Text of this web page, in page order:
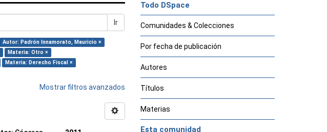
Ir
Autor: Padrón Innamorato, Mauricio ×
Materia: Otro ×
Materia: Derecho Fiscal ×
Mostrar filtros avanzados
Todo DSpace
Comunidades & Colecciones
Por fecha de publicación
Autores
Títulos
Materias
Esta comunidad